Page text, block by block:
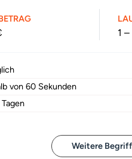
1
von 60 Sekunden
Tagen
Weitere